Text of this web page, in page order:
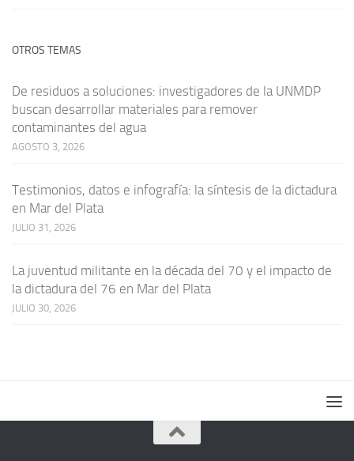
OTROS TEMAS
De residuos a soluciones: investigadores de la UNMDP
buscan desarrollar materiales para remover
contaminantes del agua
AGOSTO 3, 2026
Testimonios, datos e infografía: la síntesis de la dictadura
en Mar del Plata
JULIO 31, 2026
La juventud militante en la década del 70 y el impacto de
la dictadura del 76 en Mar del Plata
JULIO 30, 2026